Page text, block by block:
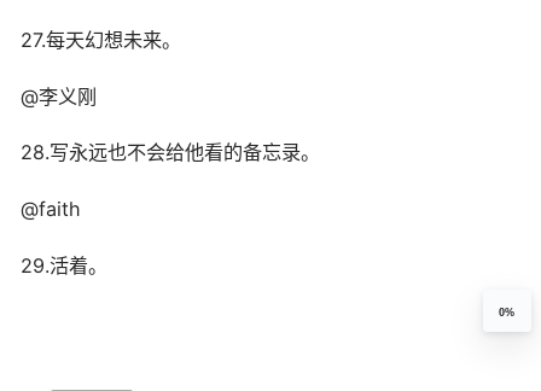
27.每天幻想未来。
@李义刚
28.写永远也不会给他看的备忘录。
@faith
29.活着。
0%